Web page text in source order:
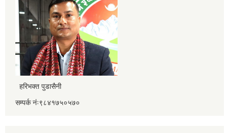
हरिभक्त पुडासैनी
सम्पर्क नंः९८४१७५०५७०